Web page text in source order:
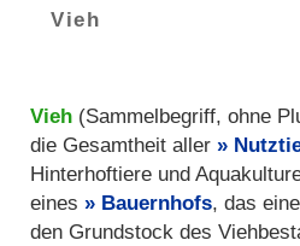
Vieh
Vieh (Sammelbegriff, ohne
die Gesamtheit aller
Hinterhoftiere und
eines
Bauernhofs, das
den Grundstock des